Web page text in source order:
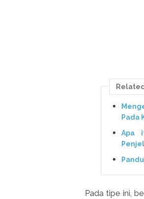
Related
Pada
Apa
Pada tipe ini,